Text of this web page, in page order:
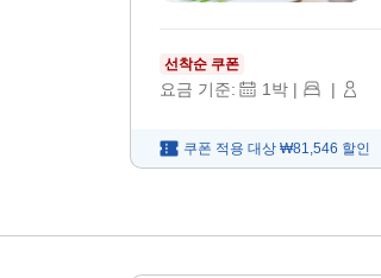
선착순 쿠폰
요금 기준: 1 박 | |
쿠폰 적용 대상 ₩81,546 할인